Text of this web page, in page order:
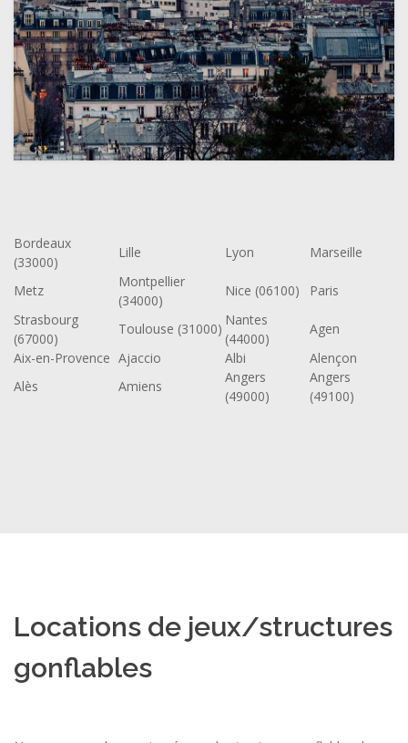
Bordeaux
(33000)
Lille Lyon Marseille
Metz
Montpellier
(34000)
Nice (06100)
Paris
Strasbourg
(67000)
Toulouse (31000)
Nantes
(44000)
Agen
Aix-en-Provence Ajaccio Albi
Alençon
Alès
Amiens
Angers
(49000)
Angers
(49100)
Locations de jeux/structures
gonflables